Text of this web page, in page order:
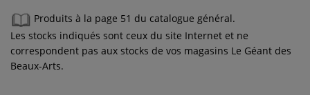
Produits à la page 51 du catalogue général.
Les stocks indiqués sont ceux du site Internet et ne
correspondent pas aux stocks de vos magasins Le Géant des
Beaux-Arts.